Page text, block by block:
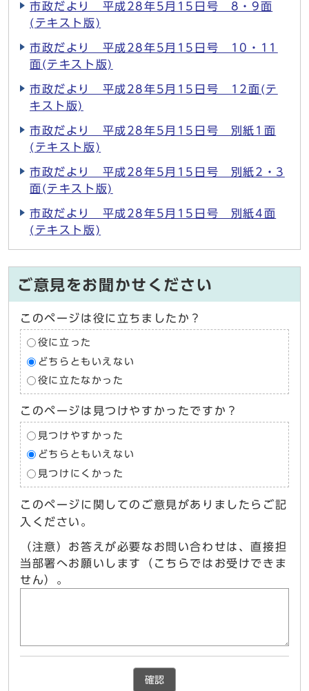
市政だより 平成28年5月15日号 8・9面
(テキスト版)
市政だより 平成28年5月15日号 10・11
面(テキスト版)
市政だより 平成28年5月15日号 12面(テ
キスト版)
市政だより 平成28年5月15日号 別紙1面
(テキスト版)
市政だより 平成28年5月15日号 別紙2・3
面(テキスト版)
市政だより 平成28年5月15日号 別紙4面
(テキスト版)
ご意見をお聞かせください
このページは役に立ちましたか？
役に立った
どちらともいえない
役に立たなかった
このページは見つけやすかったですか？
見つけやすかった
どちらともいえない
見つけにくかった
このページに関してのご意見がありましたらご記
入ください。
（注意）お答えが必要なお問い合わせは、直接担
当部署へお願いします（こちらではお受けできま
せん）。
確認